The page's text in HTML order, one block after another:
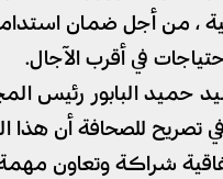
، من أجل ضمان
في أقرب الآجال.
حميد البابور رئيس
في تصريح للصحافة أن هذا
شراكة وتعاون